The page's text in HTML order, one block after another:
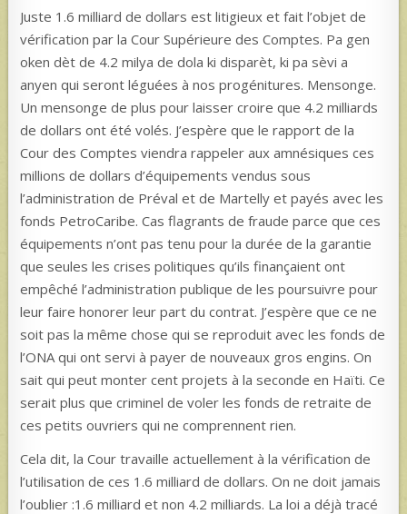
Juste 1.6 milliard de dollars est litigieux et fait l’objet de
vérification par la Cour Supérieure des Comptes. Pa gen
oken dèt de 4.2 milya de dola ki disparèt, ki pa sèvi a
anyen qui seront léguées à nos progénitures. Mensonge.
Un mensonge de plus pour laisser croire que 4.2 milliards
de dollars ont été volés. J’espère que le rapport de la
Cour des Comptes viendra rappeler aux amnésiques ces
millions de dollars d’équipements vendus sous
l’administration de Préval et de Martelly et payés avec les
fonds PetroCaribe. Cas flagrants de fraude parce que ces
équipements n’ont pas tenu pour la durée de la garantie
que seules les crises politiques qu’ils finançaient ont
empêché l’administration publique de les poursuivre pour
leur faire honorer leur part du contrat. J’espère que ce ne
soit pas la même chose qui se reproduit avec les fonds de
l’ONA qui ont servi à payer de nouveaux gros engins. On
sait qui peut monter cent projets à la seconde en Haïti. Ce
serait plus que criminel de voler les fonds de retraite de
ces petits ouvriers qui ne comprennent rien.
Cela dit, la Cour travaille actuellement à la vérification de
l’utilisation de ces 1.6 milliard de dollars. On ne doit jamais
l’oublier :1.6 milliard et non 4.2 milliards. La loi a déjà tracé